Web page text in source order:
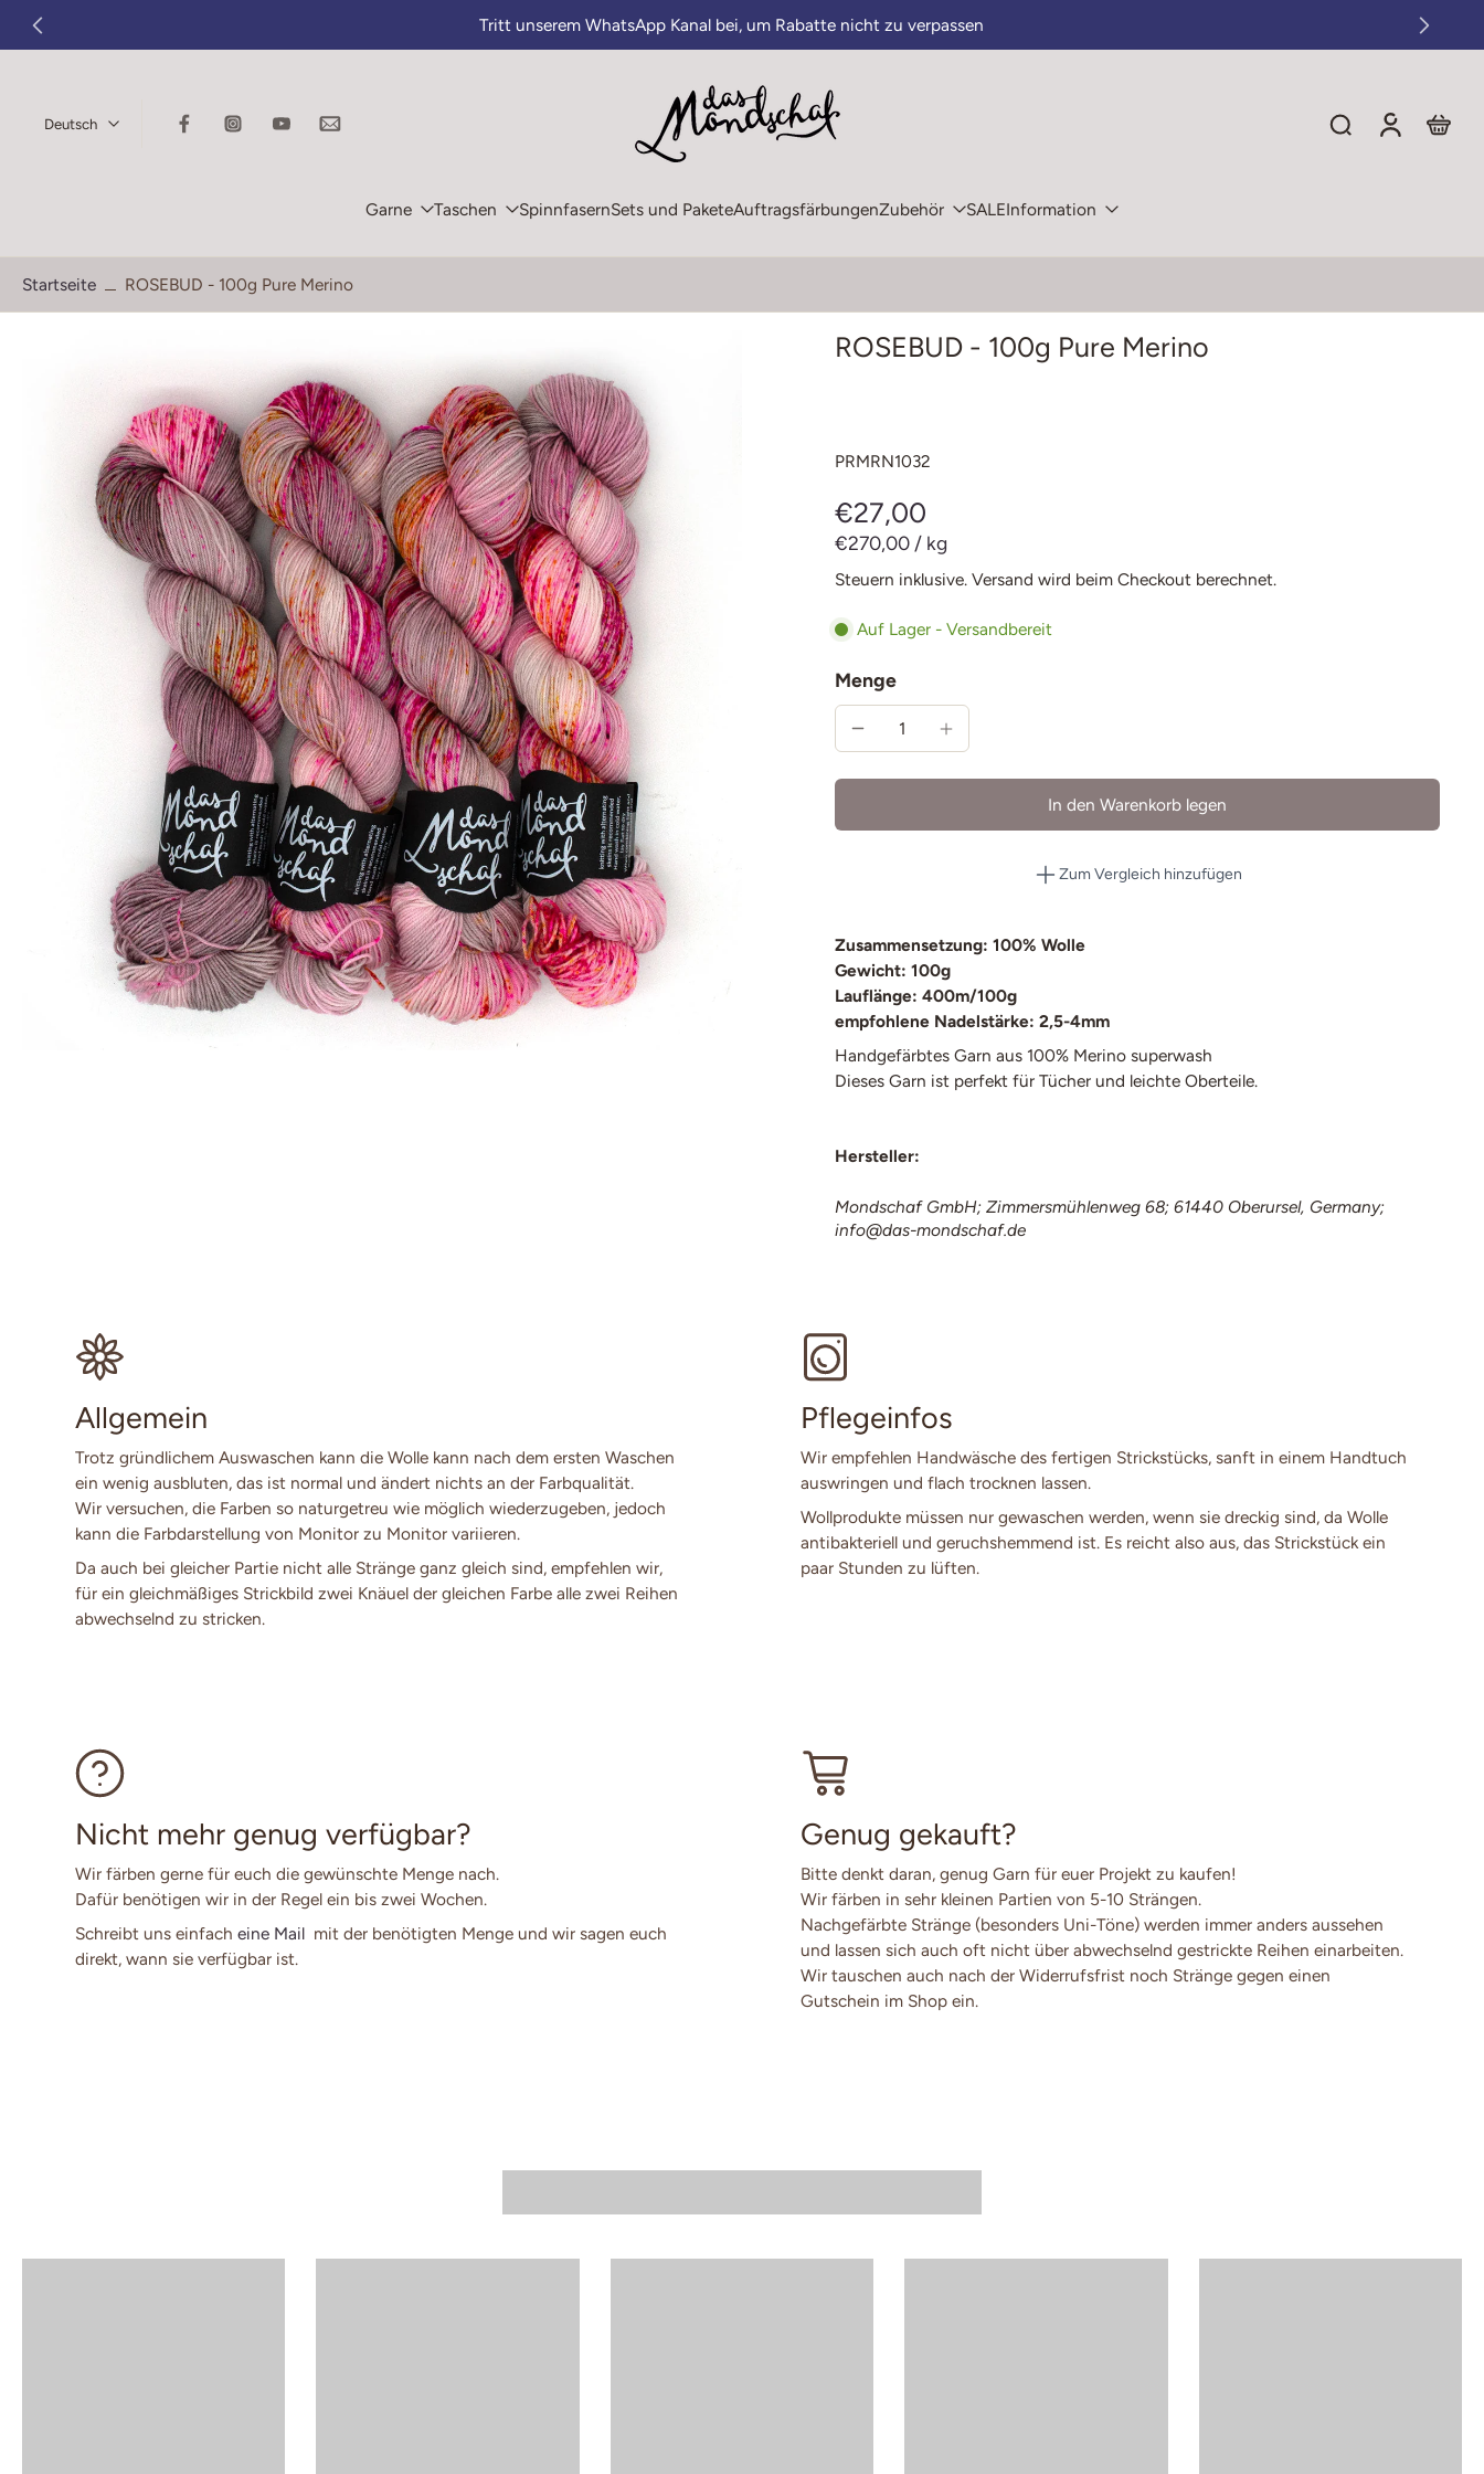
Zum
Inhalt
Tritt unserem WhatsApp Kanal bei, um Rabatte nicht zu verpassen
Deutsch
Garne Taschen SpinnfasernSets und PaketeAuftragsfärbungenZubehör SALEInformation
Startseite ROSEBUD - 100g Pure Merino
Produktinformationen
ROSEBUD - 100g Pure Merino
PRMRN1032
€27,00
€270,00 / kg
Steuern inklusive. Versand wird beim Checkout berechnet.
Auf Lager - Versandbereit
Menge
In den Warenkorb legen
Zum Vergleich hinzufügen
Zusammensetzung: 100% Wolle
Gewicht: 100g
Lauflänge: 400m/100g
empfohlene Nadelstärke: 2,5-4mm
Handgefärbtes Garn aus 100% Merino superwash
Dieses Garn ist perfekt für Tücher und leichte Oberteile.
Hersteller:
Mondschaf GmbH; Zimmersmühlenweg 68; 61440 Oberursel, Germany;
info@das-mondschaf.de
Allgemein
Trotz gründlichem Auswaschen kann die Wolle kann nach dem ersten Waschen
ein wenig ausbluten, das ist normal und ändert nichts an der Farbqualität.
Wir versuchen, die Farben so naturgetreu wie möglich wiederzugeben, jedoch
kann die Farbdarstellung von Monitor zu Monitor variieren.
Da auch bei gleicher Partie nicht alle Stränge ganz gleich sind, empfehlen wir,
für ein gleichmäßiges Strickbild zwei Knäuel der gleichen Farbe alle zwei Reihen
abwechselnd zu stricken.
Pflegeinfos
Wir empfehlen Handwäsche des fertigen Strickstücks, sanft in einem Handtuch
auswringen und flach trocknen lassen.
Wollprodukte müssen nur gewaschen werden, wenn sie dreckig sind, da Wolle
antibakteriell und geruchshemmend ist. Es reicht also aus, das Strickstück ein
paar Stunden zu lüften.
Nicht mehr genug verfügbar?
Wir färben gerne für euch die gewünschte Menge nach.
Dafür benötigen wir in der Regel ein bis zwei Wochen.
Schreibt uns einfach eine Mail mit der benötigten Menge und wir sagen euch
direkt, wann sie verfügbar ist.
Genug gekauft?
Bitte denkt daran, genug Garn für euer Projekt zu kaufen!
Wir färben in sehr kleinen Partien von 5-10 Strängen.
Nachgefärbte Stränge (besonders Uni-Töne) werden immer anders aussehen
und lassen sich auch oft nicht über abwechselnd gestrickte Reihen einarbeiten.
Wir tauschen auch nach der Widerrufsfrist noch Stränge gegen einen
Gutschein im Shop ein.